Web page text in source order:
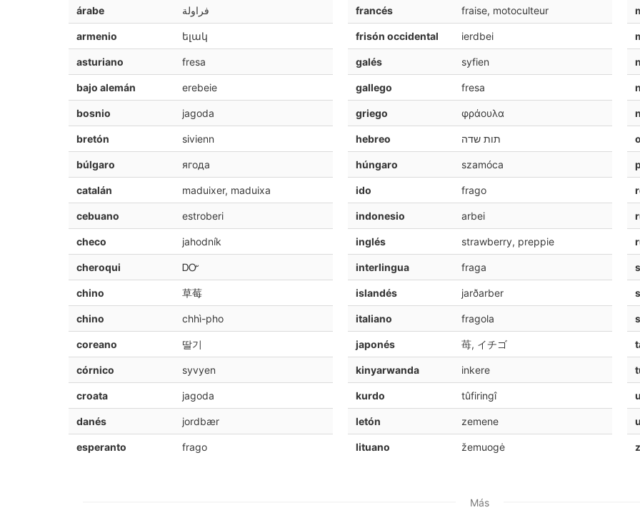
árabe فراولة
armenio ելակ
asturiano fresa
bajo alemán erebeie
bosnio jagoda
bretón sivienn
búlgaro ягода
catalán maduixer, maduixa
cebuano estroberi
checo jahodník
cheroqui ᎠᏅ
chino 草莓
chino chhì-pho
coreano 딸기
córnico syvyen
croata jagoda
danés jordbær
esperanto frago
francés fraise, motoculteur
frisón occidental ierdbei
galés syfien
gallego fresa
griego φράουλα
hebreo תות שדה
húngaro szamóca
ido frago
indonesio arbei
inglés strawberry, preppie
interlingua fraga
islandés jarðarber
italiano fragola
japonés 苺, イチゴ
kinyarwanda inkere
kurdo tûfiringî
letón zemene
lituano žemuogė
Más